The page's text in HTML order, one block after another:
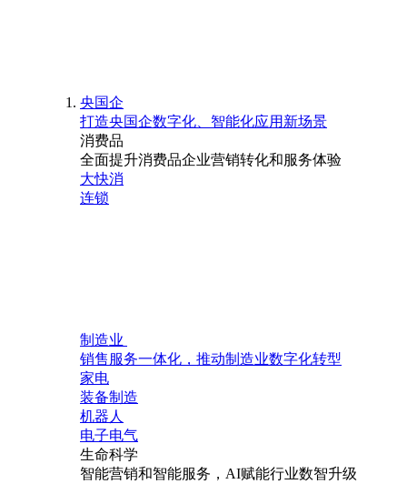
央国企
打造央国企数字化、智能化应用新场景
消费品
全面提升消费品企业营销转化和服务体验
大快消
连锁
制造业
销售服务一体化，推动制造业数字化转型
家电
装备制造
机器人
电子电气
生命科学
智能营销和智能服务，AI赋能行业数智升级